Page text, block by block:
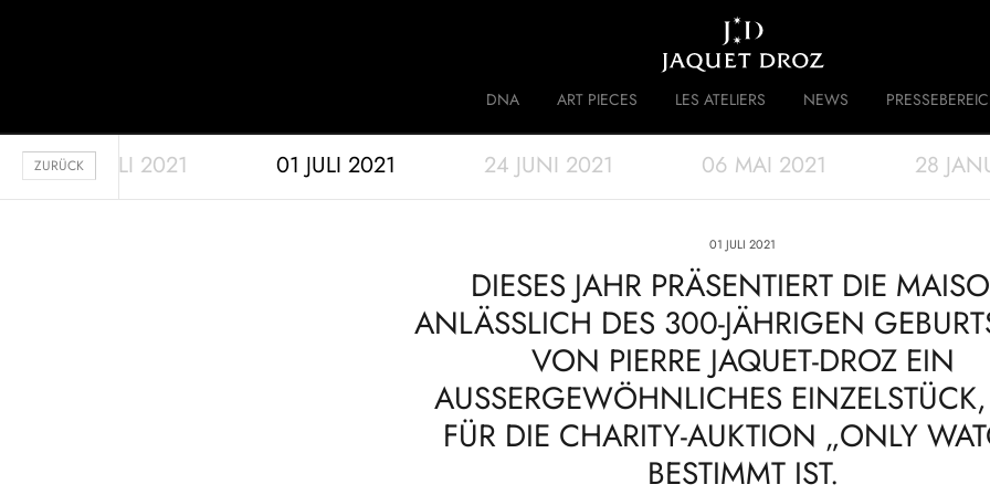
DNA
A DISRUPTIVE LEGACY GESCHICHTE
ART PIECES LES ATELIERS NEWS
ZURÜCK20 JULI 2021 01 JULI 2021 24 JUNI 2021 06 MAI 2021 28
01 JULI 2021
DIESES JAHR PRÄSENTIERT DIE
ANLÄSSLICH DES 300-JÄHRIGEN
VON PIERRE JAQUET-DROZ EIN
AUSSERGEWÖHNLICHES
FÜR DIE CHARITY-AUKTION „ONLY
BESTIMMT IST.